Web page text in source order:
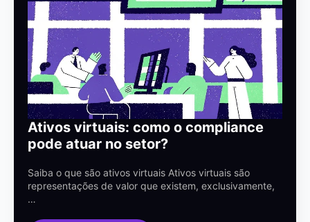
Ativos virtuais: como o compliance
pode atuar no setor?
Saiba o que são ativos virtuais Ativos virtuais são
representações de valor que existem, exclusivamente,
…